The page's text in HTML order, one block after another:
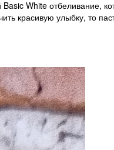
White отбеливание,
красивую улыбку, то